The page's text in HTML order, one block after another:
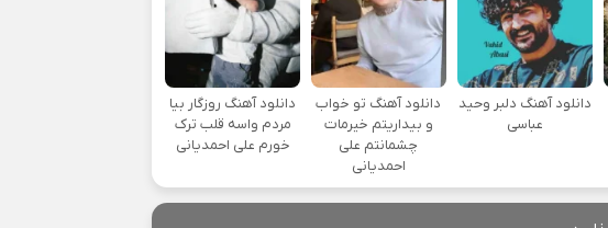
دانلود آهنگ دلبر وحید
عباسی
دانلود آهنگ تو خواب
و بیداریتم خیرمات
چشمانتم علی
احمدیانی
دانلود آهنگ روزگار بیا
مردم واسه قلب ترک
خورم علی احمدیانی